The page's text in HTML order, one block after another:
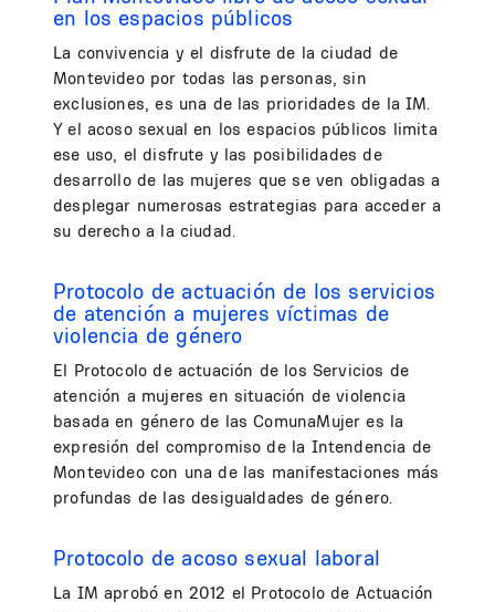
en los espacios públicos
La convivencia y el disfrute de la ciudad de
Montevideo por todas las personas, sin
exclusiones, es una de las prioridades de la IM.
Y el acoso sexual en los espacios públicos limita
ese uso, el disfrute y las posibilidades de
desarrollo de las mujeres que se ven obligadas a
desplegar numerosas estrategias para acceder a
su derecho a la ciudad.
Protocolo de actuación de los servicios
de atención a mujeres víctimas de
violencia de género
El Protocolo de actuación de los Servicios de
atención a mujeres en situación de violencia
basada en género de las ComunaMujer es la
expresión del compromiso de la Intendencia de
Montevideo con una de las manifestaciones más
profundas de las desigualdades de género.
Protocolo de acoso sexual laboral
La IM aprobó en 2012 el Protocolo de Actuación